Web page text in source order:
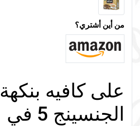
من أين أشتري؟
على كافيه بنكهة
الجنسينج 5 في 1